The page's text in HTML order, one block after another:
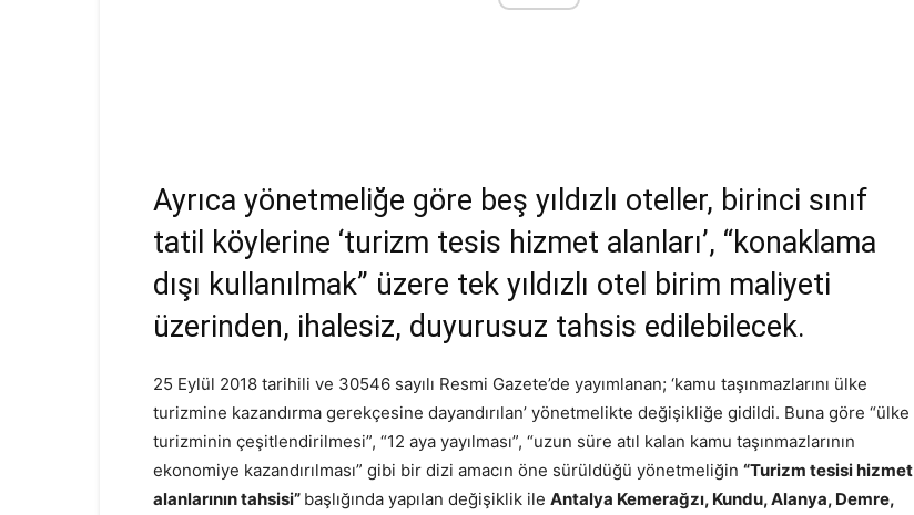
Ayrıca yönetmeliğe göre beş yıldızlı oteller, birinci sınıf
tatil köylerine ‘turizm tesis hizmet alanları’, “konaklama
dışı kullanılmak” üzere tek yıldızlı otel birim maliyeti
üzerinden, ihalesiz, duyurusuz tahsis edilebilecek.
25 Eylül 2018 tarihili ve 30546 sayılı Resmi Gazete’de yayımlanan; ‘kamu taşınmazlarını ülke
turizmine kazandırma gerekçesine dayandırılan’ yönetmelikte değişikliğe gidildi. Buna göre “ülke
turizminin çeşitlendirilmesi”, “12 aya yayılması”, “uzun süre atıl kalan kamu taşınmazlarının
ekonomiye kazandırılması” gibi bir dizi amacın öne sürüldüğü yönetmeliğin “Turizm tesisi hizmet
alanlarının tahsisi” başlığında yapılan değişiklik ile Antalya Kemerağzı, Kundu, Alanya, Demre,